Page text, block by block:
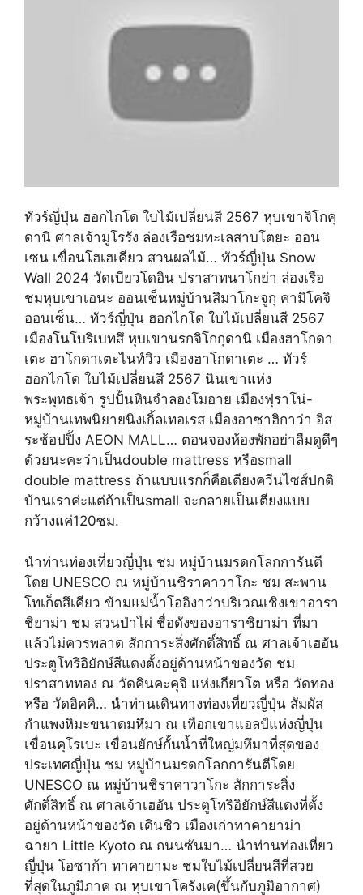
ทัวร์ญี่ปุ่น ฮอกไกโด ใบไม้เปลี่ยนสี 2567 หุบเขาจิโกคุ
ดานิ ศาลเจ้ามูโรรัง ล่องเรือชมทะเลสาบโตยะ ออน
เซน เขื่อนโฮเฮเคียว สวนผลไม้… ทัวร์ญี่ปุ่น Snow
Wall 2024 วัดเบียวโดอิน ปราสาทนาโกย่า ล่องเรือ
ชมหุบเขาเอนะ ออนเซ็นหมู่บ้านสึมาโกะจูกุ คามิโคจิ
ออนเซ็น… ทัวร์ญี่ปุ่น ฮอกไกโด ใบไม้เปลี่ยนสี 2567
เมืองโนโบริเบทสึ หุบเขานรกจิโกกุดานิ เมืองฮาโกดา
เตะ ฮาโกดาเตะไนท์วิว เมืองฮาโกดาเตะ … ทัวร์
ฮอกไกโด ใบไม้เปลี่ยนสี 2567 นินเขาแห่ง
พระพุทธเจ้า รูปปั้นหินจำลองโมอาย เมืองฟุราโน่-
หมู่บ้านเทพนิยายนิงเกิ้ลเทอเรส เมืองอาซาฮิกาว่า อิส
ระช้อปปิ้ง AEON MALL… ตอนจองห้องพักอย่าลืมดูดีๆ
ด้วยนะคะว่าเป็นdouble mattress หรือsmall
double mattress ถ้าแบบแรกก็คือเตียงควีนไซส์ปกติ
บ้านเราค่ะแต่ถ้าเป็นsmall จะกลายเป็นเตียงแบบ
กว้างแค่120ซม.
นำท่านท่องเที่ยวญี่ปุ่น ชม หมู่บ้านมรดกโลกการันตี
โดย UNESCO ณ หมู่บ้านชิราคาวาโกะ ชม สะพาน
โทเก็ตสึเคียว ข้ามแม่น้ำโออิงาว่าบริเวณเชิงเขาอารา
ชิยาม่า ชม สวนป่าไผ่ ชื่อดังของอาราชิยาม่า ที่มา
แล้วไม่ควรพลาด สักการะสิ่งศักดิ์สิทธิ์ ณ ศาลเจ้าเฮอัน
ประตูโทริอิยักษ์สีแดงตั้งอยู่ด้านหน้าของวัด ชม
ปราสาททอง ณ วัดคินคะคุจิ แห่งเกียวโต หรือ วัดทอง
หรือ วัดอิคคิ… นำท่านเดินทางท่องเที่ยวญี่ปุ่น สัมผัส
กำแพงหิมะขนาดมหึมา ณ เทือกเขาแอลป์แห่งญี่ปุ่น
เขื่อนคุโรเบะ เขื่อนยักษ์กั้นน้ำที่ใหญ่มหึมาที่สุดของ
ประเทศญี่ปุ่น ชม หมู่บ้านมรดกโลกการันตีโดย
UNESCO ณ หมู่บ้านชิราคาวาโกะ สักการะสิ่ง
ศักดิ์สิทธิ์ ณ ศาลเจ้าเฮอัน ประตูโทริอิยักษ์สีแดงที่ตั้ง
อยู่ด้านหน้าของวัด เดินชิว เมืองเก่าทาคายาม่า
ฉายา Little Kyoto ณ ถนนซันมา… นำท่านท่องเที่ยว
ญี่ปุ่น โอซาก้า ทาคายามะ ชมใบไม้เปลี่ยนสีที่สวย
ที่สุดในภูมิภาค ณ หุบเขาโครังเค(ขึ้นกับภูมิอากาศ)